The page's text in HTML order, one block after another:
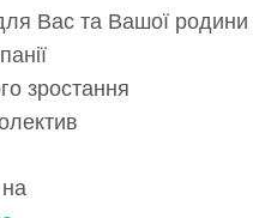
Вас та Вашої родини
зростання